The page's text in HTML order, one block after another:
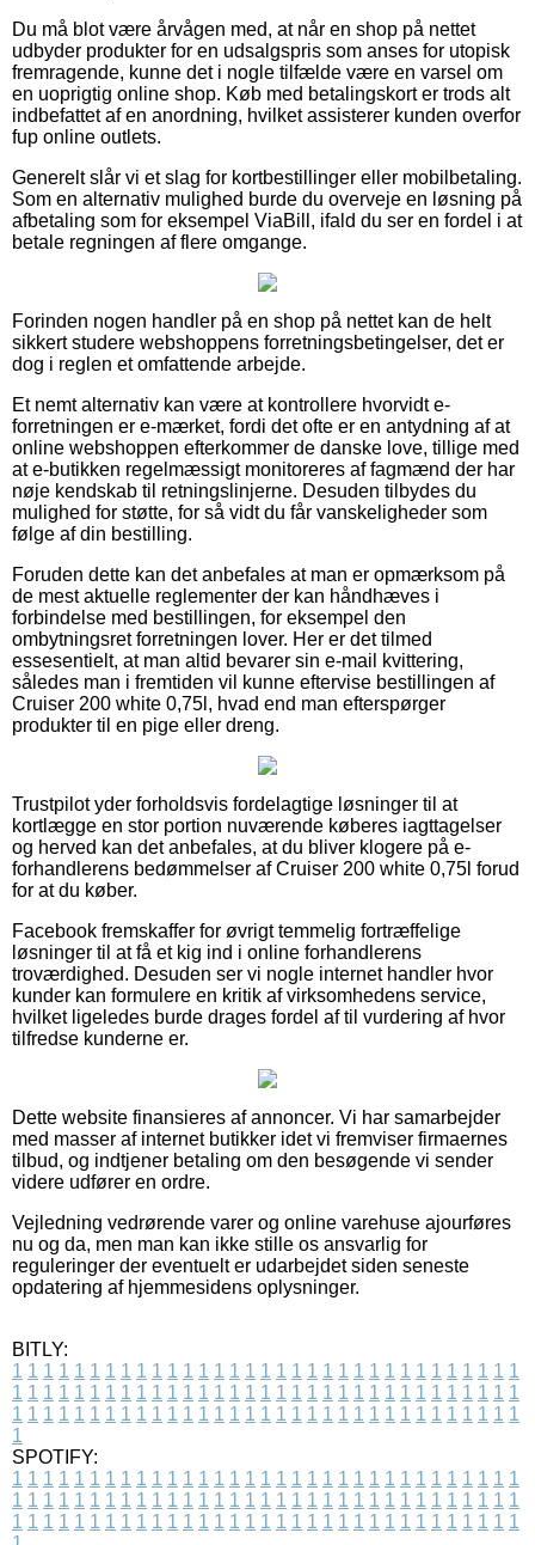
Du må blot være årvågen med, at når en shop på nettet
udbyder produkter for en udsalgspris som anses for utopisk
fremragende, kunne det i nogle tilfælde være en varsel om
en uoprigtig online shop. Køb med betalingskort er trods alt
indbefattet af en anordning, hvilket assisterer kunden overfor
fup online outlets.
Generelt slår vi et slag for kortbestillinger eller mobilbetaling.
Som en alternativ mulighed burde du overveje en løsning på
afbetaling som for eksempel ViaBill, ifald du ser en fordel i at
betale regningen af flere omgange.
Forinden nogen handler på en shop på nettet kan de helt
sikkert studere webshoppens forretningsbetingelser, det er
dog i reglen et omfattende arbejde.
Et nemt alternativ kan være at kontrollere hvorvidt e-
forretningen er e-mærket, fordi det ofte er en antydning af at
online webshoppen efterkommer de danske love, tillige med
at e-butikken regelmæssigt monitoreres af fagmænd der har
nøje kendskab til retningslinjerne. Desuden tilbydes du
mulighed for støtte, for så vidt du får vanskeligheder som
følge af din bestilling.
Foruden dette kan det anbefales at man er opmærksom på
de mest aktuelle reglementer der kan håndhæves i
forbindelse med bestillingen, for eksempel den
ombytningsret forretningen lover. Her er det tilmed
essesentielt, at man altid bevarer sin e-mail kvittering,
således man i fremtiden vil kunne eftervise bestillingen af
Cruiser 200 white 0,75l, hvad end man efterspørger
produkter til en pige eller dreng.
Trustpilot yder forholdsvis fordelagtige løsninger til at
kortlægge en stor portion nuværende køberes iagttagelser
og herved kan det anbefales, at du bliver klogere på e-
forhandlerens bedømmelser af Cruiser 200 white 0,75l forud
for at du køber.
Facebook fremskaffer for øvrigt temmelig fortræffelige
løsninger til at få et kig ind i online forhandlerens
troværdighed. Desuden ser vi nogle internet handler hvor
kunder kan formulere en kritik af virksomhedens service,
hvilket ligeledes burde drages fordel af til vurdering af hvor
tilfredse kunderne er.
Dette website finansieres af annoncer. Vi har samarbejder
med masser af internet butikker idet vi fremviser firmaernes
tilbud, og indtjener betaling om den besøgende vi sender
videre udfører en ordre.
Vejledning vedrørende varer og online varehuse ajourføres
nu og da, men man kan ikke stille os ansvarlig for
reguleringer der eventuelt er udarbejdet siden seneste
opdatering af hjemmesidens oplysninger.
BITLY:
1 1 1 1 1 1 1 1 1 1 1 1 1 1 1 1 1 1 1 1 1 1 1 1 1 1 1 1 1 1 1 1 1
1 1 1 1 1 1 1 1 1 1 1 1 1 1 1 1 1 1 1 1 1 1 1 1 1 1 1 1 1 1 1 1 1
1 1 1 1 1 1 1 1 1 1 1 1 1 1 1 1 1 1 1 1 1 1 1 1 1 1 1 1 1 1 1 1 1
1
SPOTIFY:
1 1 1 1 1 1 1 1 1 1 1 1 1 1 1 1 1 1 1 1 1 1 1 1 1 1 1 1 1 1 1 1 1
1 1 1 1 1 1 1 1 1 1 1 1 1 1 1 1 1 1 1 1 1 1 1 1 1 1 1 1 1 1 1 1 1
1 1 1 1 1 1 1 1 1 1 1 1 1 1 1 1 1 1 1 1 1 1 1 1 1 1 1 1 1 1 1 1 1